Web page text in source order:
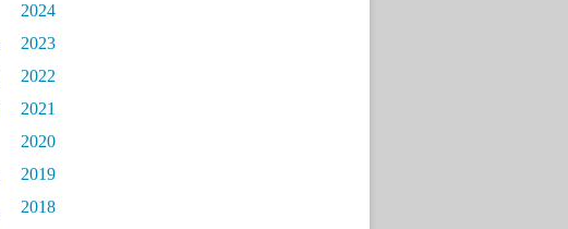
2024
2023
2022
2021
2020
2019
2018